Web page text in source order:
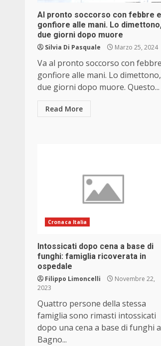
Al pronto soccorso con febbre e
gonfiore alle mani. Lo
due giorni dopo muore
Silvia Di Pasquale Marzo 25, 2024
Va al pronto soccorso con
gonfiore alle mani. Lo dimettono,
due giorni dopo muore. Questo...
Read More
Cronaca Italia
Intossicati dopo cena a base di
funghi: famiglia ricoverata in
ospedale
Filippo Limoncelli
Novembre 22,
2023
Quattro persone della stessa
famiglia sono rimasti intossicati
dopo una cena a base di funghi a
Bagno...